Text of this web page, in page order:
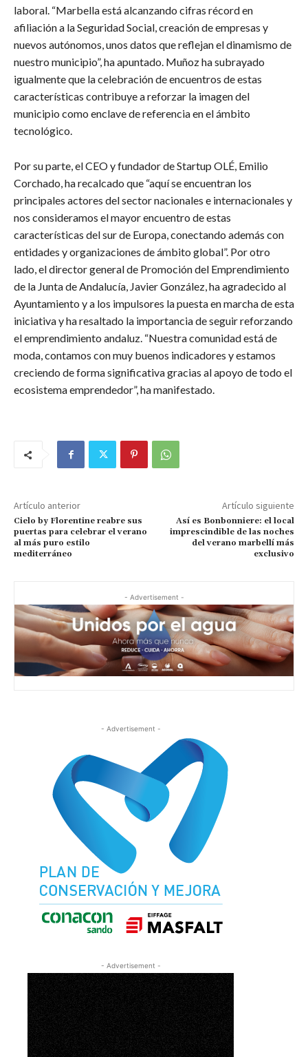
laboral. “Marbella está alcanzando cifras récord en
afiliación a la Seguridad Social, creación de empresas y
nuevos autónomos, unos datos que reflejan el dinamismo de
nuestro municipio”, ha apuntado. Muñoz ha subrayado
igualmente que la celebración de encuentros de estas
características contribuye a reforzar la imagen del
municipio como enclave de referencia en el ámbito
tecnológico.
Por su parte, el CEO y fundador de Startup OLÉ, Emilio
Corchado, ha recalcado que “aquí se encuentran los
principales actores del sector nacionales e internacionales y
nos consideramos el mayor encuentro de estas
características del sur de Europa, conectando además con
entidades y organizaciones de ámbito global”. Por otro
lado, el director general de Promoción del Emprendimiento
de la Junta de Andalucía, Javier González, ha agradecido al
Ayuntamiento y a los impulsores la puesta en marcha de esta
iniciativa y ha resaltado la importancia de seguir reforzando
el emprendimiento andaluz. “Nuestra comunidad está de
moda, contamos con muy buenos indicadores y estamos
creciendo de forma significativa gracias al apoyo de todo el
ecosistema emprendedor”, ha manifestado.
Artículo anterior
Cielo by Florentine reabre sus
puertas para celebrar el verano
al más puro estilo
mediterráneo
Artículo siguiente
Así es Bonbonniere: el local
imprescindible de las noches
del verano marbellí más
exclusivo
- Advertisement -
- Advertisement -
- Advertisement -